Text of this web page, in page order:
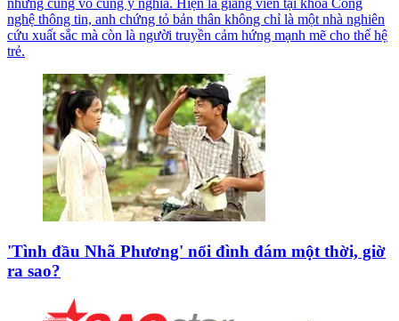
nhưng cũng vô cùng ý nghĩa. Hiện là giảng viên tại khoa Công
nghệ thông tin, anh chứng tỏ bản thân không chỉ là một nhà nghiên
cứu xuất sắc mà còn là người truyền cảm hứng mạnh mẽ cho thế hệ
trẻ.
'Tình đầu Nhã Phương' nổi đình đám một thời, giờ
ra sao?